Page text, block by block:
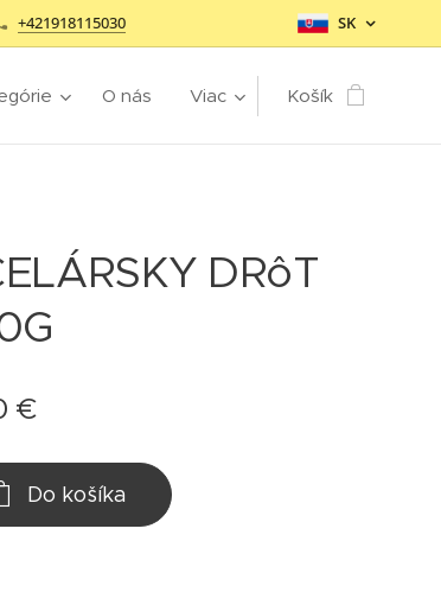
+421918115030 SK
O nás Viac Košík
DRôT
€
Do košíka